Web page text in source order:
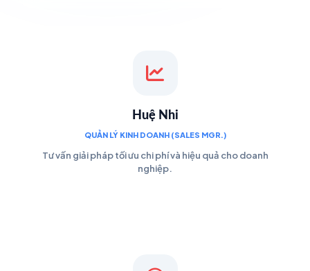
Huệ Nhi
QUẢN LÝ KINH DOANH (SALES MGR.)
Tư vấn giải pháp tối ưu chi phí và hiệu quả cho doanh
nghiệp.